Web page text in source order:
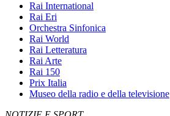
Rai International
Rai Eri
Orchestra Sinfonica
Rai World
Rai Letteratura
Rai Arte
Rai 150
Prix Italia
Museo della radio e della televisione